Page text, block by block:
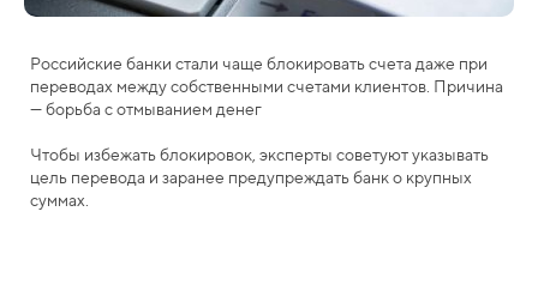
Российские банки стали чаще блокировать счета даже при
переводах между собственными счетами клиентов. Причина
— борьба с отмыванием денег
Чтобы избежать блокировок, эксперты советуют указывать
цель перевода и заранее предупреждать банк о крупных
суммах.